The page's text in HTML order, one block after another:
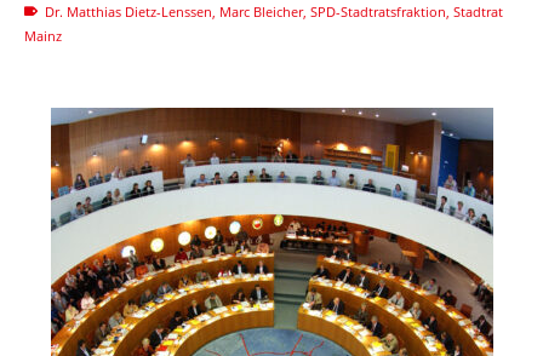
Dr. Matthias Dietz-Lenssen Marc Bleicher, SPD-Stadtratsfraktion Stadtrat
Mainz